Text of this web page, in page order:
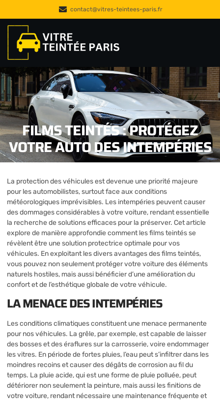
contact@vitres-teintees-paris.fr
FILMS TEINTÉS : PROTÉGEZ
VOTRE AUTO DES INTEMPÉRIES
La protection des véhicules est devenue une priorité majeure
pour les automobilistes, surtout face aux conditions
météorologiques imprévisibles. Les intempéries peuvent causer
des dommages considérables à votre voiture, rendant essentielle
la recherche de solutions efficaces pour la préserver. Cet article
explore de manière approfondie comment les films teintés se
révèlent être une solution protectrice optimale pour vos
véhicules. En exploitant les divers avantages des films teintés,
vous pouvez non seulement protéger votre voiture des éléments
naturels hostiles, mais aussi bénéficier d’une amélioration du
confort et de l’esthétique globale de votre véhicule.
LA MENACE DES INTEMPÉRIES
Les conditions climatiques constituent une menace permanente
pour nos véhicules. La grêle, par exemple, est capable de laisser
des bosses et des éraflures sur la carrosserie, voire endommager
les vitres. En période de fortes pluies, l’eau peut s’infiltrer dans les
moindres recoins et causer des dégâts de corrosion au fil du
temps. La pluie acide, qui est une forme de pluie polluée, peut
détériorer non seulement la peinture, mais aussi les finitions de
votre voiture, rendant nécessaire une maintenance fréquente et